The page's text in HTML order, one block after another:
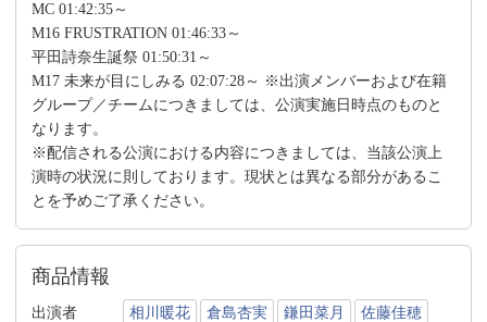
MC 01:42:35～
M16 FRUSTRATION 01:46:33～
平田詩奈生誕祭 01:50:31～
M17 未来が目にしみる 02:07:28～ ※出演メンバーおよび在籍
グループ／チームにつきましては、公演実施日時点のものと
なります。
※配信される公演における内容につきましては、当該公演上
演時の状況に則しております。現状とは異なる部分があるこ
とを予めご了承ください。
商品情報
出演者 相川暖花 倉島杏実 鎌田菜月 佐藤佳穂